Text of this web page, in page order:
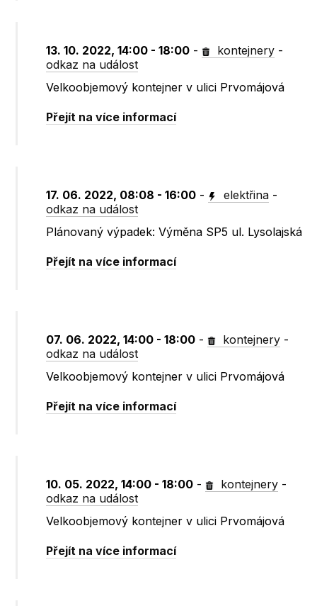
13. 10. 2022, 14:00 - 18:00 - kontejnery -
odkaz na událost
Velkoobjemový kontejner v ulici Prvomájová
Přejít na více informací
17. 06. 2022, 08:08 - 16:00 - elektřina -
odkaz na událost
Plánovaný výpadek: Výměna SP5 ul. Lysolajská
Přejít na více informací
07. 06. 2022, 14:00 - 18:00 - kontejnery -
odkaz na událost
Velkoobjemový kontejner v ulici Prvomájová
Přejít na více informací
10. 05. 2022, 14:00 - 18:00 - kontejnery -
odkaz na událost
Velkoobjemový kontejner v ulici Prvomájová
Přejít na více informací